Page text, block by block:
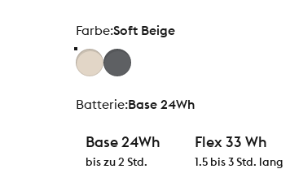
Farbe
Farbe:Soft Beige
Batterie
Batterie:Base 24Wh
Base 24Wh
bis zu 2 Std.
Flex 33 Wh
1.5 bis 3 Std. lang